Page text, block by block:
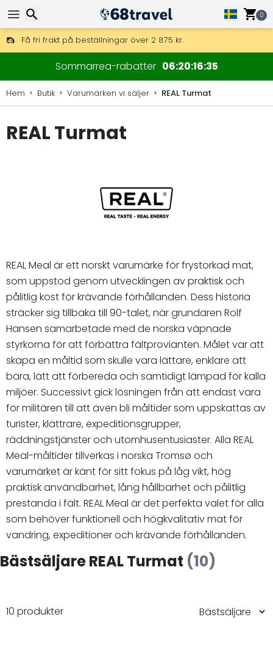
0
Få fri frakt på beställningar över 2 875 kr.
DHL Express över natten är också tillgängligt.
30 dagar för retur, 90 dagar för träkartor och dekorationer.
Sommarrea-rabatter 06201634
Hem Butik Varumärken vi säljer REAL Turmat
REAL Turmat
REAL Meal är ett norskt varumärke för frystorkad mat,
som uppstod genom utvecklingen av praktisk och
pålitlig kost för krävande förhållanden. Dess historia
sträcker sig tillbaka till 90-talet, när grundaren Rolf
Hansen samarbetade med de norska väpnade
styrkorna för att förbättra fältprovianten. Målet var att
skapa en måltid som skulle vara lättare, enklare att
bära, lätt att förbereda och samtidigt lämpad för kalla
miljöer. Successivt gick lösningen från att endast vara
för militären till att även bli måltider som uppskattas av
turister, klättrare, expeditionsgrupper,
räddningstjänster och utomhusentusiaster. Alla REAL
Meal-måltider tillverkas i norska Tromsø och
varumärket är känt för sitt fokus på låg vikt, hög
praktisk användbarhet, lång hållbarhet och pålitlig
prestanda i fält. REAL Meal är det perfekta valet för alla
som behöver funktionell och högkvalitativ mat för
vandring, expeditioner och krävande förhållanden.
Bästsäljare REAL Turmat (10)
10 produkter